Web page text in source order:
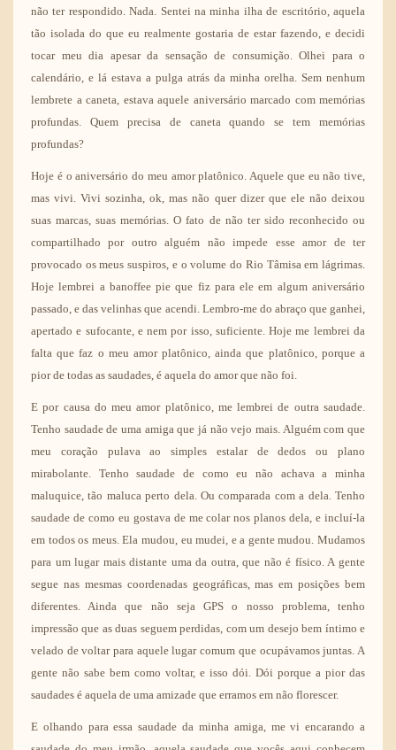
não ter respondido. Nada. Sentei na minha ilha de escritório, aquela
tão isolada do que eu realmente gostaria de estar fazendo, e decidi
tocar meu dia apesar da sensação de consumição. Olhei para o
calendário, e lá estava a pulga atrás da minha orelha. Sem nenhum
lembrete a caneta, estava aquele aniversário marcado com memórias
profundas. Quem precisa de caneta quando se tem memórias
profundas?
Hoje é o aniversário do meu amor platônico. Aquele que eu não tive,
mas vivi. Vivi sozinha, ok, mas não quer dizer que ele não deixou
suas marcas, suas memórias. O fato de não ter sido reconhecido ou
compartilhado por outro alguém não impede esse amor de ter
provocado os meus suspiros, e o volume do Rio Tâmisa em lágrimas.
Hoje lembrei a banoffee pie que fiz para ele em algum aniversário
passado, e das velinhas que acendi. Lembro-me do abraço que ganhei,
apertado e sufocante, e nem por isso, suficiente. Hoje me lembrei da
falta que faz o meu amor platônico, ainda que platônico, porque a
pior de todas as saudades, é aquela do amor que não foi.
E por causa do meu amor platônico, me lembrei de outra saudade.
Tenho saudade de uma amiga que já não vejo mais. Alguém com que
meu coração pulava ao simples estalar de dedos ou plano
mirabolante. Tenho saudade de como eu não achava a minha
maluquice, tão maluca perto dela. Ou comparada com a dela. Tenho
saudade de como eu gostava de me colar nos planos dela, e incluí-la
em todos os meus. Ela mudou, eu mudei, e a gente mudou. Mudamos
para um lugar mais distante uma da outra, que não é físico. A gente
segue nas mesmas coordenadas geográficas, mas em posições bem
diferentes. Ainda que não seja GPS o nosso problema, tenho
impressão que as duas seguem perdidas, com um desejo bem íntimo e
velado de voltar para aquele lugar comum que ocupávamos juntas. A
gente não sabe bem como voltar, e isso dói. Dói porque a pior das
saudades é aquela de uma amizade que erramos em não florescer.
E olhando para essa saudade da minha amiga, me vi encarando a